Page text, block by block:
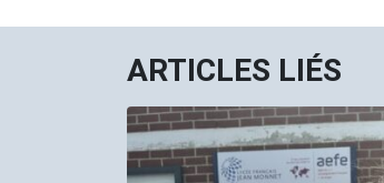
ARTICLES LIÉS